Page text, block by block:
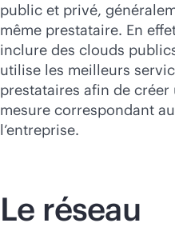
public et privé,
même prestataire. En
inclure des clouds
utilise les meilleurs
prestataires afin de
mesure correspondant
l’entreprise.
Le réseau